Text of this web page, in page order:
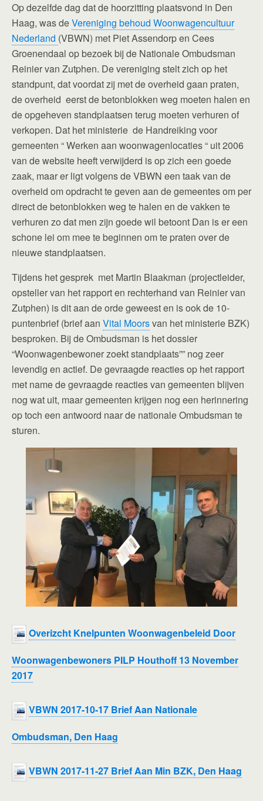
Op dezelfde dag dat de hoorzitting plaatsvond in Den
Haag, was deVereniging behoud Woonwagencultuur
Nederland (VBWN) met Piet Assendorp en Cees
Groenendaal op bezoek bij de Nationale Ombudsman
Reinier van Zutphen. De vereniging stelt zich op het
standpunt, dat voordat zij met de overheid gaan praten,
de overheid eerst de betonblokken weg moeten halen en
de opgeheven standplaatsen terug moeten verhuren of
verkopen. Dat het ministerie de Handreiking voor
gemeenten “ Werken aan woonwagenlocaties “ uit 2006
van de website heeft verwijderd is op zich een goede
zaak, maar er ligt volgens de VBWN een taak van de
overheid om opdracht te geven aan de gemeentes om per
direct de betonblokken weg te halen en de vakken te
verhuren zo dat men zijn goede wil betoont Dan is er een
schone lei om mee te beginnen om te praten over de
nieuwe standplaatsen.
Tijdens het gesprek met Martin Blaakman (projectleider,
opsteller van het rapport en rechterhand van Reinier van
Zutphen) is dit aan de orde geweest en is ook de 10-
puntenbrief (brief aan Vital Moorsvan het ministerie BZK)
besproken. Bij de Ombudsman is het dossier
“Woonwagenbewoner zoekt standplaats”” nog zeer
levendig en actief. De gevraagde reacties op het rapport
met name de gevraagde reacties van gemeenten blijven
nog wat uit, maar gemeenten krijgen nog een herinnering
op toch een antwoord naar de nationale Ombudsman te
sturen.
Overizcht Knelpunten Woonwagenbeleid Door
Woonwagenbewoners PILP Houthoff 13 November
2017
VBWN 2017-10-17 Brief Aan Nationale
Ombudsman, Den Haag
VBWN 2017-11-27 Brief Aan Min BZK, Den Haag